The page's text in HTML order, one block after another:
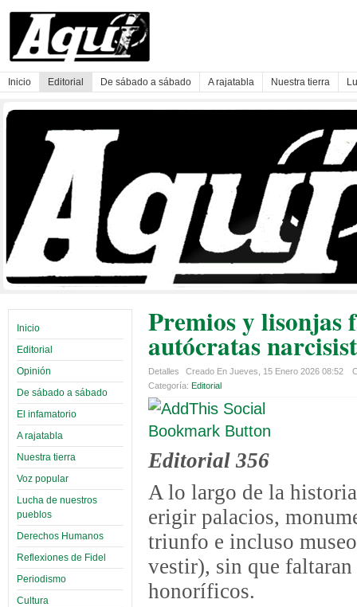
Inicio Editorial De sábado a sábado A rajatabla Nuestra tierra
Inicio
Editorial
Opinión
De sábado a sábado
El infamatorio
A rajatabla
Nuestra tierra
Voz popular
Lucha de nuestros
pueblos
Derechos Humanos
Reflexiones de Fidel
Periodismo
Cultura
Premios y lisonjas
autócratas
Detalles Creado En Jueves, 15 Enero 2026 08:52
Categoría: Editorial
Editorial 356
A lo largo de la
erigir palacios,
triunfo e incluso
vestir), sin que
honoríficos.